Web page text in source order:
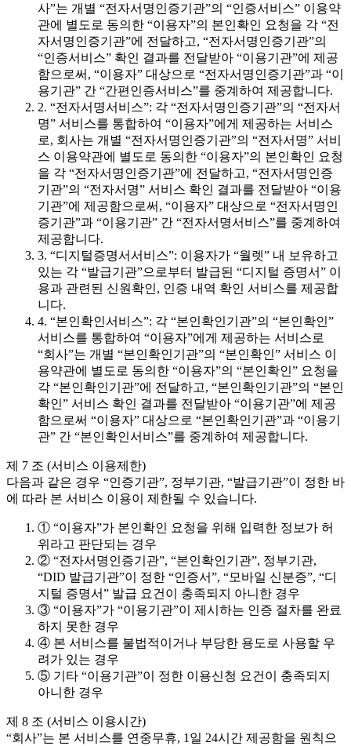
사”는 개별 “전자서명인증기관”의 “인증서비스” 이용약
관에 별도로 동의한 “이용자”의 본인확인 요청을 각 “전
자서명인증기관”에 전달하고, “전자서명인증기관”의
“인증서비스” 확인 결과를 전달받아 “이용기관”에 제공
함으로써, “이용자” 대상으로 “전자서명인증기관”과 “이
용기관” 간 “간편인증서비스”를 중계하여 제공합니다.
2. “전자서명서비스”: 각 “전자서명인증기관”의 “전자서
명” 서비스를 통합하여 “이용자”에게 제공하는 서비스
로, 회사는 개별 “전자서명인증기관”의 “전자서명” 서비
스 이용약관에 별도로 동의한 “이용자”의 본인확인 요청
을 각 “전자서명인증기관”에 전달하고, “전자서명인증
기관”의 “전자서명” 서비스 확인 결과를 전달받아 “이용
기관”에 제공함으로써, “이용자” 대상으로 “전자서명인
증기관”과 “이용기관” 간 “전자서명서비스”를 중계하여
제공합니다.
3. “디지털증명서서비스”: 이용자가 “월렛” 내 보유하고
있는 각 “발급기관”으로부터 발급된 “디지털 증명서” 이
용과 관련된 신원확인, 인증 내역 확인 서비스를 제공합
니다.
4. “본인확인서비스”: 각 “본인확인기관”의 “본인확인”
서비스를 통합하여 “이용자”에게 제공하는 서비스로
“회사”는 개별 “본인확인기관”의 “본인확인” 서비스 이
용약관에 별도로 동의한 “이용자”의 “본인확인” 요청을
각 “본인확인기관”에 전달하고, “본인확인기관”의 “본인
확인” 서비스 확인 결과를 전달받아 “이용기관”에 제공
함으로써 “이용자” 대상으로 “본인확인기관”과 “이용기
관” 간 “본인확인서비스”를 중계하여 제공합니다.
제 7 조 (서비스 이용제한)
다음과 같은 경우 “인증기관”, 정부기관, “발급기관”이 정한 바
에 따라 본 서비스 이용이 제한될 수 있습니다.
① “이용자”가 본인확인 요청을 위해 입력한 정보가 허
위라고 판단되는 경우
② “전자서명인증기관”, “본인확인기관”, 정부기관,
“DID 발급기관”이 정한 “인증서”, “모바일 신분증”, “디
지털 증명서” 발급 요건이 충족되지 아니한 경우
③ “이용자”가 “이용기관”이 제시하는 인증 절차를 완료
하지 못한 경우
④ 본 서비스를 불법적이거나 부당한 용도로 사용할 우
려가 있는 경우
⑤ 기타 “이용기관”이 정한 이용신청 요건이 충족되지
아니한 경우
제 8 조 (서비스 이용시간)
“회사”는 본 서비스를 연중무휴, 1일 24시간 제공함을 원칙으